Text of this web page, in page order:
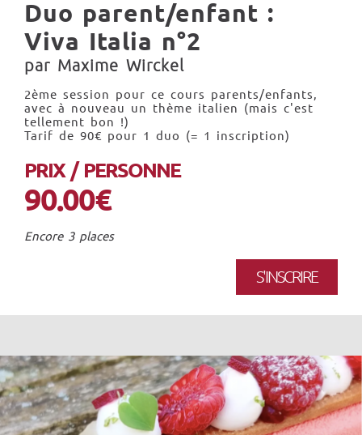
Duo parent/enfant :
Viva Italia n°2
par Maxime Wirckel
2ème session pour ce cours parents/enfants,
avec à nouveau un thème italien (mais c'est
tellement bon !)
Tarif de 90€ pour 1 duo (= 1 inscription)
PRIX / PERSONNE
90.00€
Encore 3 places
S'INSCRIRE